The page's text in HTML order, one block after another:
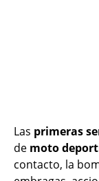
Las primeras
de moto
contacto, la